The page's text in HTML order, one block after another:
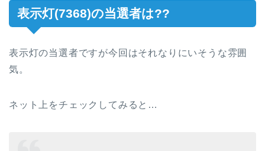
表示灯(7368)の当選者は??
表示灯の当選者ですが今回はそれなりにいそうな雰囲
気。
ネット上をチェックしてみると…